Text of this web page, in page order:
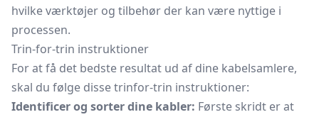
hvilke værktøjer og tilbehør der kan være nyttige i
processen.
Trin-for-trin instruktioner
For at få det bedste resultat ud af dine kabelsamlere,
skal du følge disse trinfor-trin instruktioner:
Identificer og sorter dine kabler: Første skridt er at